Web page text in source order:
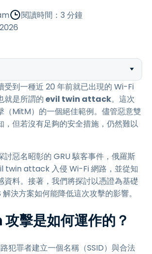
閱讀時間：3 分鐘
受到一種近 20 年前就已出現的 Wi-Fi
就是所謂的 evil twin attack。這次
（MitM）的一個絕佳範例。儘管惡意雙
，但若沒有足夠的安全措施，仍然難以
討惡名昭彰的 GRU 駭客事件，俄羅斯
twin attack 入侵 Wi-Fi 網路，並從知
資料。接著，我們將探討以憑證為基礎
決方案如何能降低這次攻擊的影響。
擊是如何運作的？
犯罪者建立一個名稱（SSID）與合法